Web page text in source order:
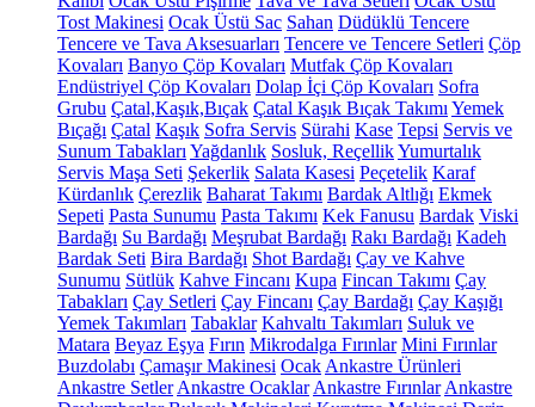
Tost Makinesi Ocak Üstü Sac Sahan Düdüklü Tencere
Tencere ve Tava Aksesuarları Tencere ve Tencere Setleri Çöp
Kovaları Banyo Çöp Kovaları Mutfak Çöp Kovaları
Endüstriyel Çöp Kovaları Dolap İçi Çöp Kovaları Sofra
Grubu Çatal,Kaşık,Bıçak Çatal Kaşık Bıçak Takımı Yemek
Bıçağı Çatal Kaşık Sofra Servis Sürahi Kase Tepsi Servis ve
Sunum Tabakları Yağdanlık Sosluk, ReçellikYumurtalık
Servis Maşa Seti Şekerlik Salata Kasesi Peçetelik Karaf
Kürdanlık Çerezlik Baharat Takımı Bardak Altlığı Ekmek
Sepeti Pasta Sunumu Pasta Takımı Kek Fanusu Bardak Viski
Bardağı Su Bardağı Meşrubat Bardağı Rakı Bardağı Kadeh
Bardak Seti Bira Bardağı Shot Bardağı Çay ve Kahve
Sunumu Sütlük Kahve Fincanı Kupa Fincan Takımı Çay
Tabakları Çay Setleri Çay Fincanı Çay Bardağı Çay Kaşığı
Yemek Takımları Tabaklar Kahvaltı Takımları Suluk ve
Matara Beyaz Eşya Fırın Mikrodalga Fırınlar Mini Fırınlar
Buzdolabı Çamaşır Makinesi Ocak Ankastre Ürünleri
Ankastre Setler Ankastre Ocaklar Ankastre Fırınlar Ankastre